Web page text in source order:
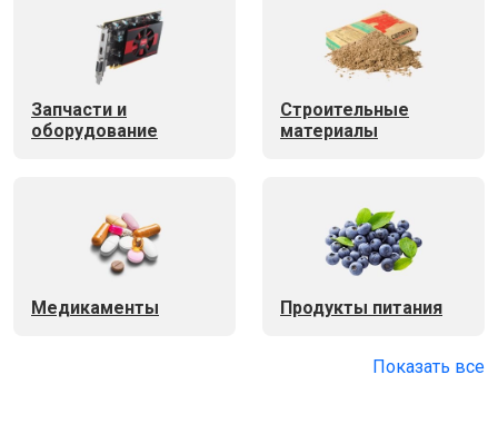
Запчасти и
оборудование
Строительные
материалы
Медикаменты Продукты питания
Показать все